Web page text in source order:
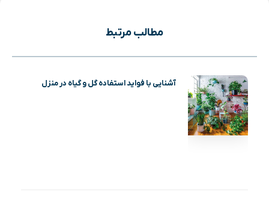
مطالب مرتبط
آشنایی با فواید استفاده گل و گیاه در منزل